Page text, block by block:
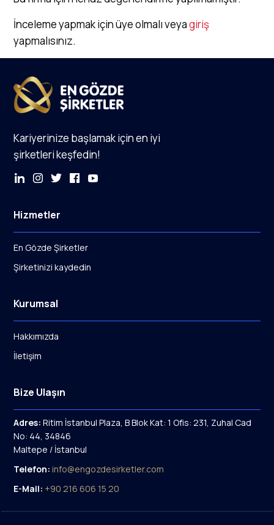
İnceleme yapmak için üye olmalı veyagiriş
yapmalısınız.
Kariyerinize başlamak için en iyi
şirketleri keşfedin!
Hizmetler
En Gözde Şirketler
Şirketinizi kaydedin
Kurumsal
Hakkımızda
İletişim
Bize Ulaşın
Adres: Ritim İstanbul Plaza, B Blok Kat: 1 Ofis: 231, Zuhal Cad
No: 44, 34846
Maltepe / İstanbul
Telefon: info@engozdesirketler.com
E-Mail: +90 216 606 15 20